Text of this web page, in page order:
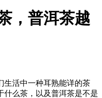
，普洱茶越
生活中一种耳熟能详的茶
什么茶，以及普洱茶是不是